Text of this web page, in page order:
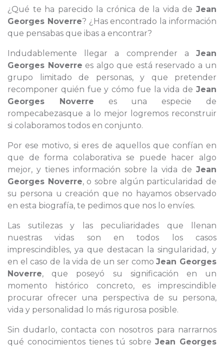
¿Qué te ha parecido la crónica de la vida de Jean
Georges Noverre? ¿Has encontrado la información
que pensabas que ibas a encontrar?
Indudablemente llegar a comprender a Jean
Georges Noverre es algo que está reservado a un
grupo limitado de personas, y que pretender
recomponer quién fue y cómo fue la vida de Jean
Georges Noverre es una especie de
rompecabezasque a lo mejor logremos reconstruir
si colaboramos todos en conjunto.
Por ese motivo, si eres de aquellos que confían en
que de forma colaborativa se puede hacer algo
mejor, y tienes información sobre la vida de Jean
Georges Noverre, o sobre algún particularidad de
su persona u creación que no hayamos observado
en esta biografía, te pedimos que nos lo envíes.
Las sutilezas y las peculiaridades que llenan
nuestras vidas son en todos los casos
imprescindibles, ya que destacan la singularidad, y
en el caso de la vida de un ser comoJean Georges
Noverre, que poseyó su significación en un
momento histórico concreto, es imprescindible
procurar ofrecer una perspectiva de su persona,
vida y personalidad lo más rigurosa posible.
Sin dudarlo, contacta con nosotros para narrarnos
qué conocimientos tienes tú sobreJean Georges